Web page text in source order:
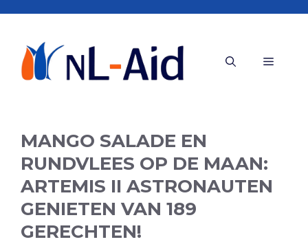
inhoud
Menu
MANGO SALADE EN
RUNDVLEES OP DE MAAN:
ARTEMIS II ASTRONAUTEN
GENIETEN VAN 189
GERECHTEN!